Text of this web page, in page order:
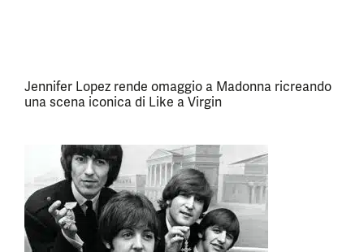
Jennifer Lopez rende omaggio a Madonna ricreando
una scena iconica di Like a Virgin